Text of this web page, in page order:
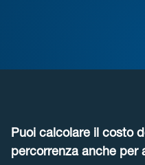
Puoi calcolare il costo
percorrenza anche per